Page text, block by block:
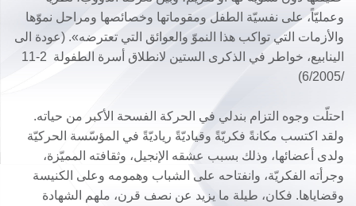
وعمليّاً، على نفسيّة الطفل ومقوماتها وخصائصها ومراحل نموّها
والأزمات التي تواكب هذا النموّ والعوائق التي تعترضه». (عودة الى
الينابيع، خواطر في الذكرى الستين لانطلاق أسرة الطفولة 2-11
/6/2005)
احتلّت وجوه التزام بندلي في الحركة الفسحة الأكبر من حياته.
ولقد اكتسب مكانةً فكريّةً وقياديّةً رياديّةً في المؤسّسة الحركيّة
ولدى أعضائها، وذلك بسبب عشقه الإنجيل، وثقافته المميّزة،
وجرأته الفكريّة، وانفتاحه على الشباب وهمومه وعلى الكنيسة
وقضاياها. فكان، طيلة ما يزيد عن نصف قرن، ملهم الشهادة